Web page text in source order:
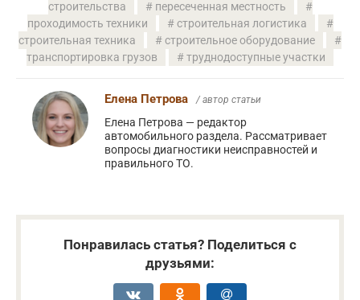
строительства
пересеченная местность
проходимость техники
строительная логистика
строительная техника
строительное оборудование
транспортировка грузов
труднодоступные участки
Елена Петрова / автор статьи
Елена Петрова — редактор
автомобильного раздела. Рассматривает
вопросы диагностики неисправностей и
правильного ТО.
Понравилась статья? Поделиться с
друзьями: